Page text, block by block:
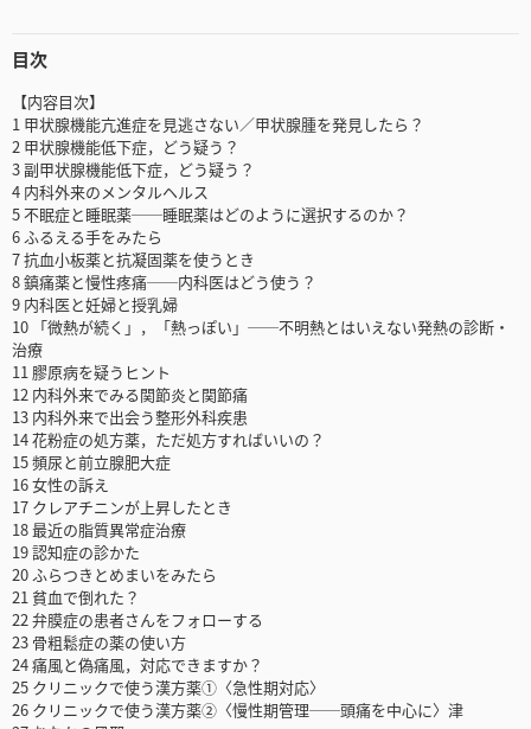
目次
【内容目次】
1 甲状腺機能亢進症を見逃さない／甲状腺腫を発見したら？
2 甲状腺機能低下症，どう疑う？
3 副甲状腺機能低下症，どう疑う？
4 内科外来のメンタルヘルス
5 不眠症と睡眠薬──睡眠薬はどのように選択するのか？
6 ふるえる手をみたら
7 抗血小板薬と抗凝固薬を使うとき
8 鎮痛薬と慢性疼痛──内科医はどう使う？
9 内科医と妊婦と授乳婦
10 「微熱が続く」，「熱っぽい」──不明熱とはいえない発熱の診断・
治療
11 膠原病を疑うヒント
12 内科外来でみる関節炎と関節痛
13 内科外来で出会う整形外科疾患
14 花粉症の処方薬，ただ処方すればいいの？
15 頻尿と前立腺肥大症
16 女性の訴え
17 クレアチニンが上昇したとき
18 最近の脂質異常症治療
19 認知症の診かた
20 ふらつきとめまいをみたら
21 貧血で倒れた？
22 弁膜症の患者さんをフォローする
23 骨粗鬆症の薬の使い方
24 痛風と偽痛風，対応できますか？
25 クリニックで使う漢方薬①〈急性期対応〉
26 クリニックで使う漢方薬②〈慢性期管理──頭痛を中心に〉津